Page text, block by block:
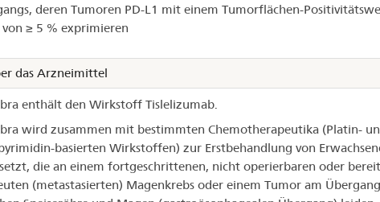
deren Tumoren PD-L1 mit einem Tumorflächen-
von ≥ 5 % exprimieren
das Arzneimittel
enthält den Wirkstoff Tislelizumab.
wird zusammen mit bestimmten Chemotherapeutika (Platin-
basierten Wirkstoffen) zur Erstbehandlung von
die an einem fortgeschrittenen, nicht operierbaren oder
(metastasierten) Magenkrebs oder einem Tumor am Übergang